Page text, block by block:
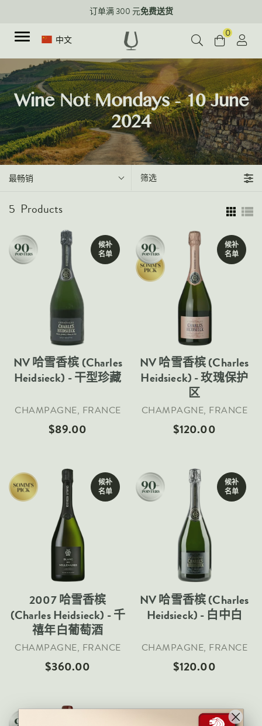
订单满 300 元免费送货
中文
种类
红酒
白葡萄酒
起泡酒
加强型葡萄酒
所有葡萄酒
葡萄品种
黑皮诺
霞多丽
内比奥罗
白诗南
西拉
长相思
澳大利亚
法国
意大利
新西兰
西班牙
美国
所有国家
地区
香槟酒
勃艮第
新品上架
评分90+系列
优质葡萄酒
Corporate Events & Purchase
0
Wine Not Mondays - 10 June
2024
最畅销 筛选
5 Products
Sold Out
候补
名单
NV 哈雪香槟 (Charles
Heidsieck) - 干型珍藏
CHAMPAGNE, FRANCE
$89.00
Sold Out
候补
名单
NV 哈雪香槟 (Charles
Heidsieck) - 玫瑰保护
区
CHAMPAGNE, FRANCE
$120.00
Sold Out
候补
名单
2007 哈雪香槟
(Charles Heidsieck) - 千
禧年白葡萄酒
CHAMPAGNE, FRANCE
$360.00
Sold Out
候补
名单
NV 哈雪香槟 (Charles
Heidsieck) - 白中白
CHAMPAGNE, FRANCE
$120.00